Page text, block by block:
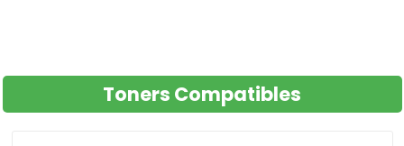
Toners Compatibles